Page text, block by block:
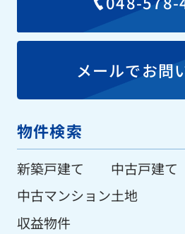
メールでお問
物件検索
新築戸建て
中古マンション
収益物件
中古戸建て
土地